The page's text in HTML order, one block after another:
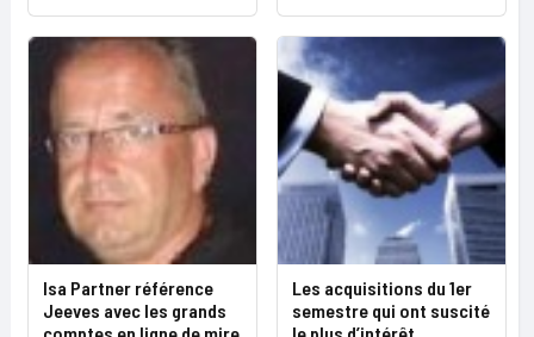
Isa Partner référence
Jeeves avec les grands
Les acquisitions du 1er
semestre qui ont suscité